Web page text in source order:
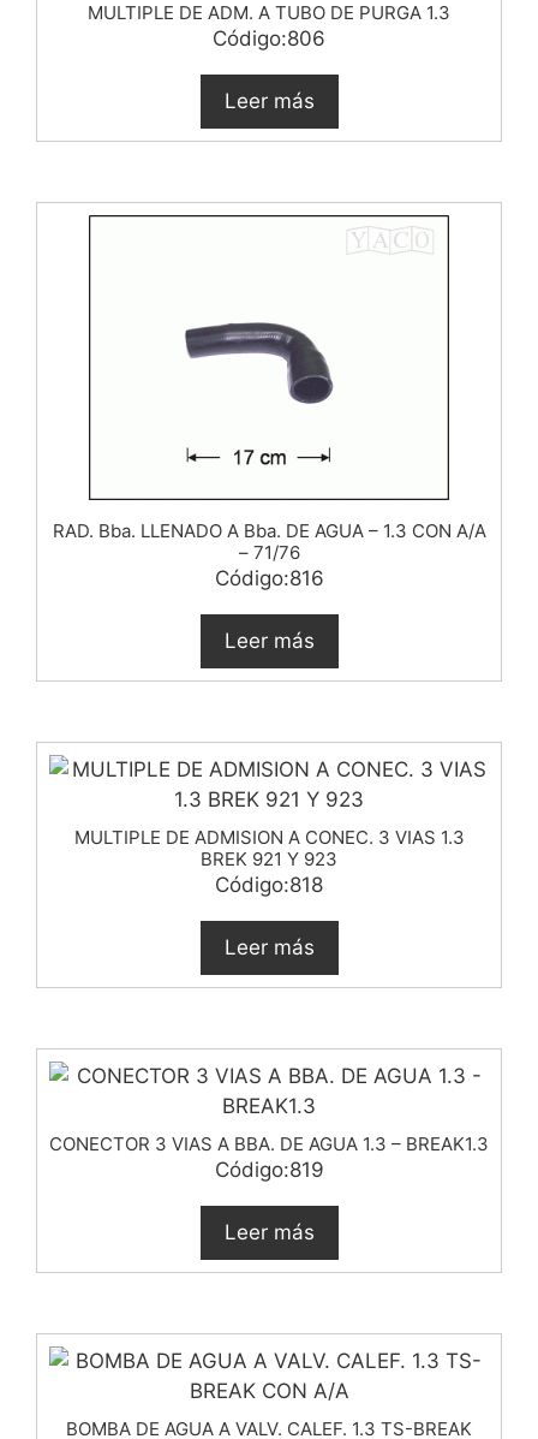
MULTIPLE DE ADM. A TUBO DE PURGA 1.3
Código:806
Leer más
RAD. Bba. LLENADO A Bba. DE AGUA – 1.3 CON A/A
– 71/76
Código:816
Leer más
MULTIPLE DE ADMISION A CONEC. 3 VIAS 1.3
BREK 921 Y 923
Código:818
Leer más
CONECTOR 3 VIAS A BBA. DE AGUA 1.3 – BREAK1.3
Código:819
Leer más
BOMBA DE AGUA A VALV. CALEF. 1.3 TS-BREAK